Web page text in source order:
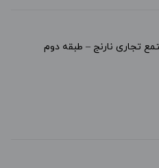
تجاری نارنج – طبقه دوم